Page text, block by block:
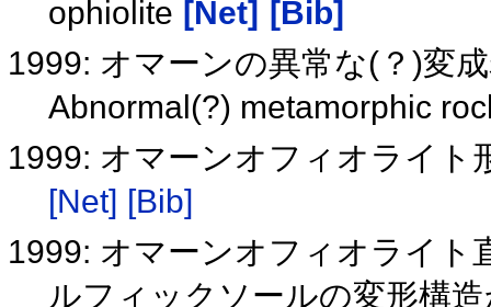
ophiolite [Net]
[Bib]
1999: オマーンの異常な(？)変
Abnormal(?) metamorphic
1999: オマーンオフィオライト
[Net] [Bib]
1999: オマーンオフィオライト
ルフィックソールの変形構